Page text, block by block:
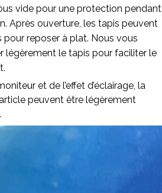
vide pour une protection pendant
Après ouverture, les tapis peuvent
pour reposer à plat. Nous vous
légèrement le tapis pour faciliter le
et de l’effet d’éclairage, la
peuvent être légèrement